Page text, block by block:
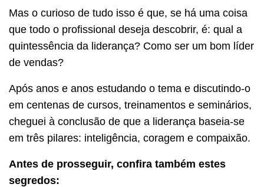
Mas o curioso de tudo isso é que, se há uma coisa
que todo o profissional deseja descobrir, é: qual a
quintessência da liderança? Como ser um bom líder
de vendas?
Após anos e anos estudando o tema e discutindo-o
em centenas de cursos, treinamentos e seminários,
cheguei à conclusão de que a liderança baseia-se
em três pilares: inteligência, coragem e compaixão.
Antes de prosseguir, confira também estes
segredos: